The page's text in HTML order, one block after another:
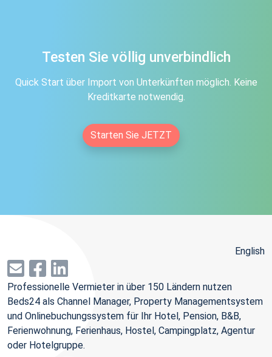
Testen Sie völlig unverbindlich
Quick Start über Import von Unterkünften möglich. Keine
Kreditkarte notwendig.
Starten Sie JETZT
English
Professionelle Vermieter in über 150 Ländern nutzen
Beds24 als Channel Manager, Property Managementsystem
und Onlinebuchungssystem für Ihr Hotel, Pension, B&B,
Ferienwohnung, Ferienhaus, Hostel, Campingplatz, Agentur
oder Hotelgruppe.